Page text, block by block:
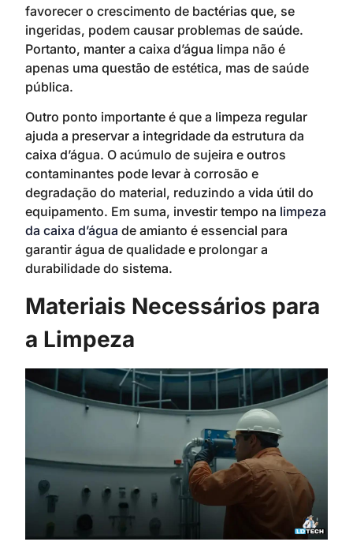
favorecer o crescimento de bactérias que, se
ingeridas, podem causar problemas de saúde.
Portanto, manter a caixa d’água limpa não é
apenas uma questão de estética, mas de saúde
pública.
Outro ponto importante é que a limpeza regular
ajuda a preservar a integridade da estrutura da
caixa d’água. O acúmulo de sujeira e outros
contaminantes pode levar à corrosão e
degradação do material, reduzindo a vida útil do
equipamento. Em suma, investir tempo na limpeza
da caixa d’água de amianto é essencial para
garantir água de qualidade e prolongar a
durabilidade do sistema.
Materiais Necessários para
a Limpeza